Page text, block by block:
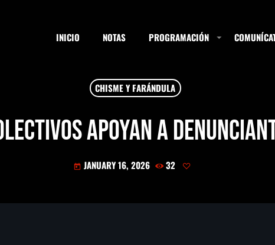
INICIO NOTAS PROGRAMACIÓN
CHISME Y FARÁNDULA
apoyan a
today JANUARY 16, 2026 32